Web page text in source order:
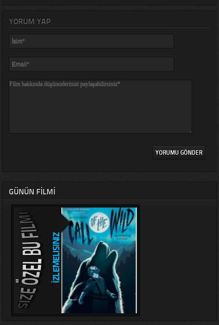
YORUM YAP
GÜNÜN FILMI